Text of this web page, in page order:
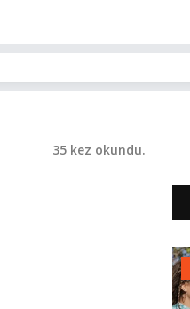
35 kez okundu.